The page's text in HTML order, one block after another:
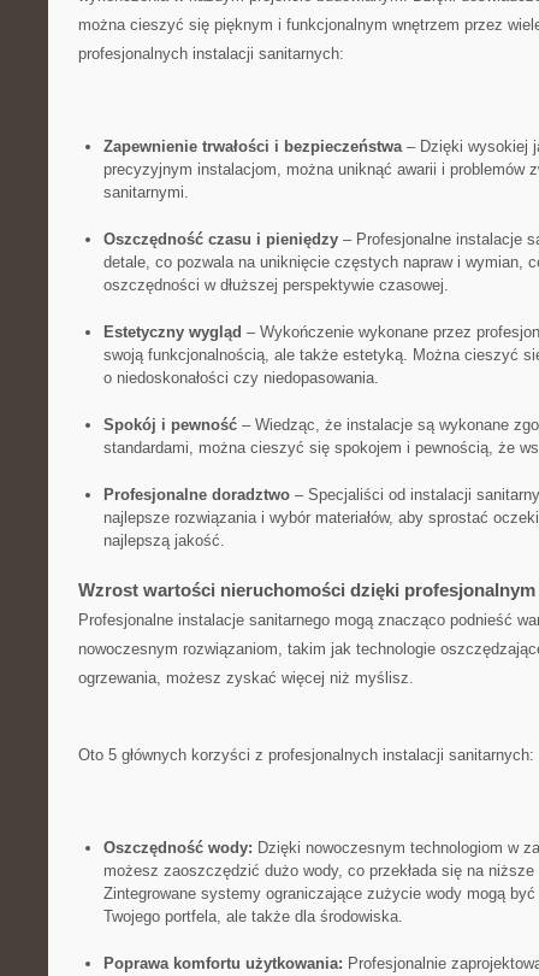
można cieszyć się pięknym i funkcjonalnym wnętrzem przez
profesjonalnych instalacji⁤ sanitarnych:
Zapewnienie ‍trwałości i bezpieczeństwa– Dzięki wysokiej
precyzyjnym instalacjom, można uniknąć awarii i problemów
sanitarnymi.
Oszczędność czasu i pieniędzy– Profesjonalne instalacje
detale, co pozwala na uniknięcie częstych napraw i ​wymian,
oszczędności w dłuższej ⁤perspektywie czasowej.
Estetyczny ⁣wygląd – Wykończenie wykonane przez
swoją funkcjonalnością, ale ‍także estetyką. Można cieszyć
o niedoskonałości czy niedopasowania.
Spokój i pewność– Wiedząc, że instalacje są wykonane
⁣standardami, można cieszyć się spokojem i ⁣pewnością, że‌
Profesjonalne doradztwo– Specjaliści od instalacji
najlepsze rozwiązania i wybór materiałów, aby sprostać
najlepszą jakość.
Wzrost wartości nieruchomości dzięki
Profesjonalne instalacje sanitarnego mogą znacząco podnieść
nowoczesnym rozwiązaniom,⁢ takim jak technologie
ogrzewania,‍ możesz zyskać więcej niż myślisz.
Oto 5 głównych korzyści z profesjonalnych⁤ instalacji sanitarnych:
Oszczędność wody: Dzięki nowoczesnym technologiom w
możesz zaoszczędzić dużo wody,⁣ co przekłada się na
Zintegrowane systemy ograniczające zużycie wody ⁣mogą
Twojego portfela, ale ⁤także dla środowiska.
Poprawa komfortu użytkowania: Profesjonalnie